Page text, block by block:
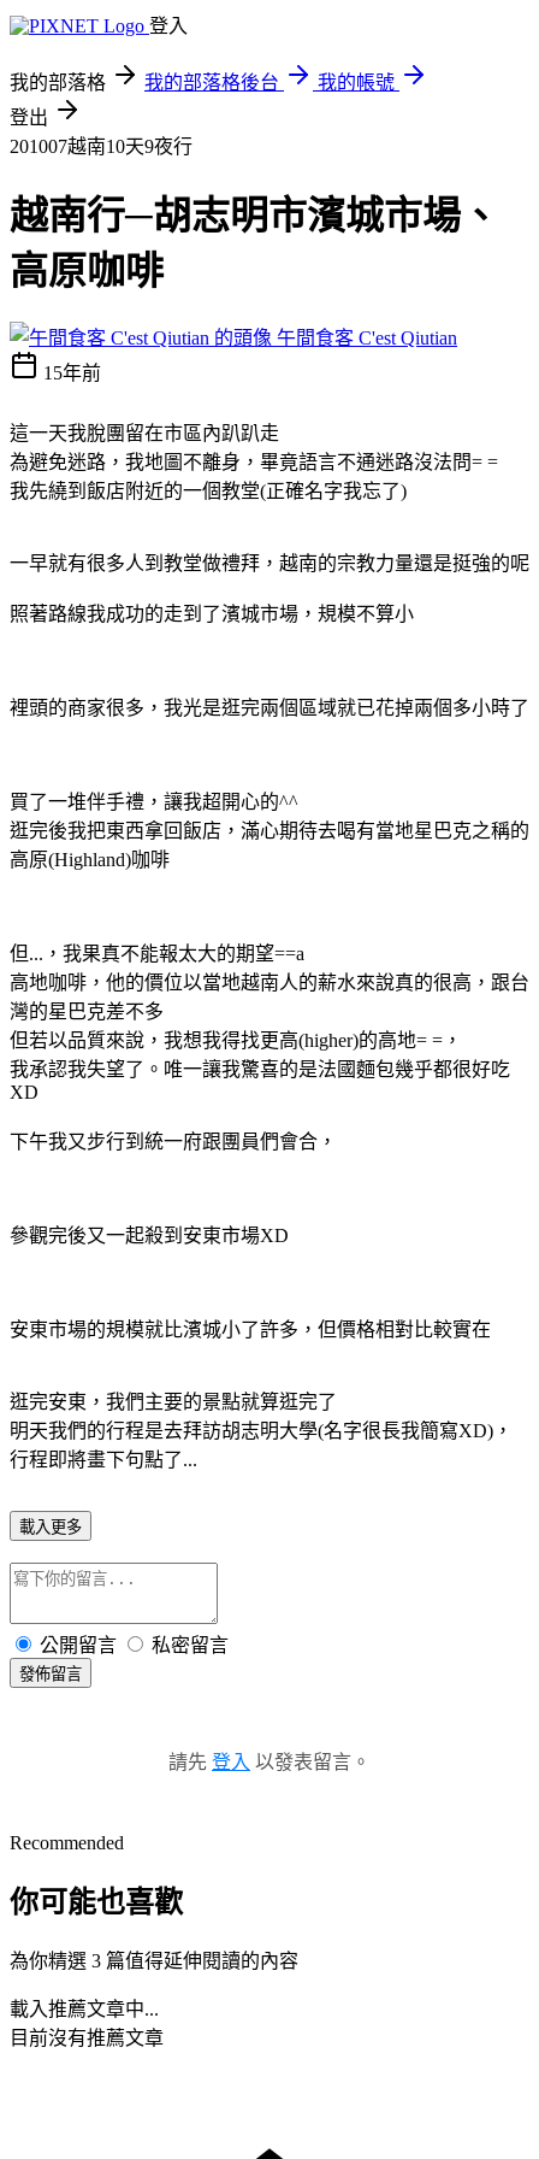
登入
我的部落格 我的部落格後台
我的帳號
登出
201007越南10天9夜行
越南行─胡志明市濱城市場、
高原咖啡
午間食客 C'est Qiutian
15年前
這一天我脫團留在市區內趴趴走
為避免迷路，我地圖不離身，畢竟語言不通迷路沒法問= =
我先繞到飯店附近的一個教堂(正確名字我忘了)
一早就有很多人到教堂做禮拜，越南的宗教力量還是挺強的呢
照著路線我成功的走到了濱城市場，規模不算小
裡頭的商家很多，我光是逛完兩個區域就已花掉兩個多小時了
買了一堆伴手禮，讓我超開心的^^
逛完後我把東西拿回飯店，滿心期待去喝有當地星巴克之稱的
高原(Highland)咖啡
但...，我果真不能報太大的期望==a
高地咖啡，他的價位以當地越南人的薪水來說真的很高，跟台
灣的星巴克差不多
但若以品質來說，我想我得找更高(higher)的高地= =，
我承認我失望了。唯一讓我驚喜的是法國麵包幾乎都很好吃
XD
下午我又步行到統一府跟團員們會合，
參觀完後又一起殺到安東市場XD
安東市場的規模就比濱城小了許多，但價格相對比較實在
逛完安東，我們主要的景點就算逛完了
明天我們的行程是去拜訪胡志明大學(名字很長我簡寫XD)，
行程即將畫下句點了...
載入更多
公開留言 私密留言
發佈留言
請先 登入 以發表留言。
Recommended
你可能也喜歡
為你精選 3 篇值得延伸閱讀的內容
載入推薦文章中...
目前沒有推薦文章